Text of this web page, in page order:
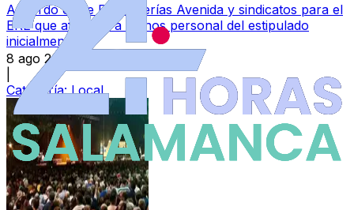
Acuerdo entre Perfumerías Avenida y sindicatos para el
ERE que afectará a menos personal del estipulado
inicialmente
8 ago 2026
Categoría:Local